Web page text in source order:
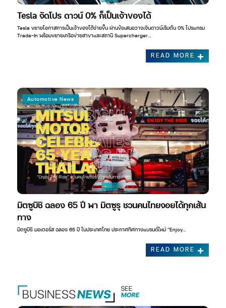
Tesla จัดโปร ดาวน์ 0% ก็เป็นเจ้าของได้
Tesla ขยายโอกาสการเป็นเจ้าของได้ง่ายขึ้น ผ่านข้อเสนอวางเงินดาวน์เริ่มต้น 0% โปรแกรม
Trade-In พร้อมขยายเครือข่ายสาขาและสถานี Supercharger…
READ MORE
Automotive News
มิตซูบิชิ ฉลอง 65 ปี พา มิตซูรุ ชวนคนไทยจอยได้ทุกเส้น
ทาง
มิตซูบิชิ มอเตอร์ส ฉลอง 65 ปี ในประเทศไทย ประกาศทิศทางแบรนด์ใหม่ “Enjoy…
READ MORE